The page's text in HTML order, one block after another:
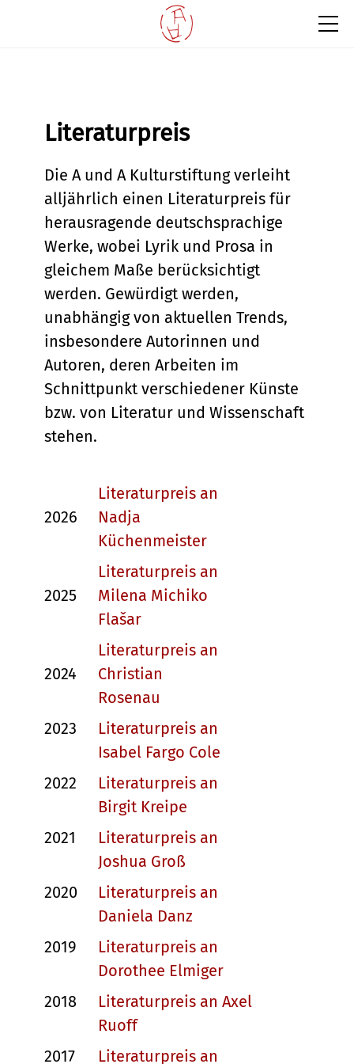
Literaturpreis
Die A und A Kulturstiftung verleiht
alljährlich einen Literaturpreis für
herausragende deutschsprachige
Werke, wobei Lyrik und Prosa in
gleichem Maße berücksichtigt
werden. Gewürdigt werden,
unabhängig von aktuellen Trends,
insbesondere Autorinnen und
Autoren, deren Arbeiten im
Schnittpunkt verschiedener Künste
bzw. von Literatur und Wissenschaft
stehen.
2026
Literaturpreis an
Nadja
Küchenmeister
2025
Literaturpreis an
Milena Michiko
Flašar
2024
Literaturpreis an
Christian
Rosenau
2023
Literaturpreis an
Isabel Fargo Cole
2022
Literaturpreis an
Birgit Kreipe
2021
Literaturpreis an
Joshua Groß
2020
Literaturpreis an
Daniela Danz
2019
Literaturpreis an
Dorothee Elmiger
2018
Literaturpreis an Axel
Ruoff
2017
Literaturpreis an